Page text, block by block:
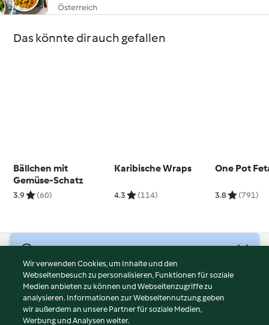
Österreich
Das könnte dir auch gefallen
Bällchen mit
Gemüse-Schatz
3.9 (60)
Karibische Wraps
4.3 (114)
One Pot
3.8 (791)
Nutzungsbedingungen
Datenschutzrichtlinien
Disclaimer
Wir verwenden Cookies, um Inhalte und den
Webseitenbesuch zu personalisieren, Funktionen für soziale
Medien anbieten zu können und Webseitenzugriffe zu
analysieren. Informationen zur Webseitennutzung geben
wir außerdem an unsere Partner für soziale Medien,
Werbung und Analysen weiter.